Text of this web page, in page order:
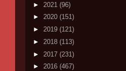
► 2021 (96)
► 2020 (151)
► 2019 (121)
► 2018 (113)
► 2017 (231)
► 2016 (467)